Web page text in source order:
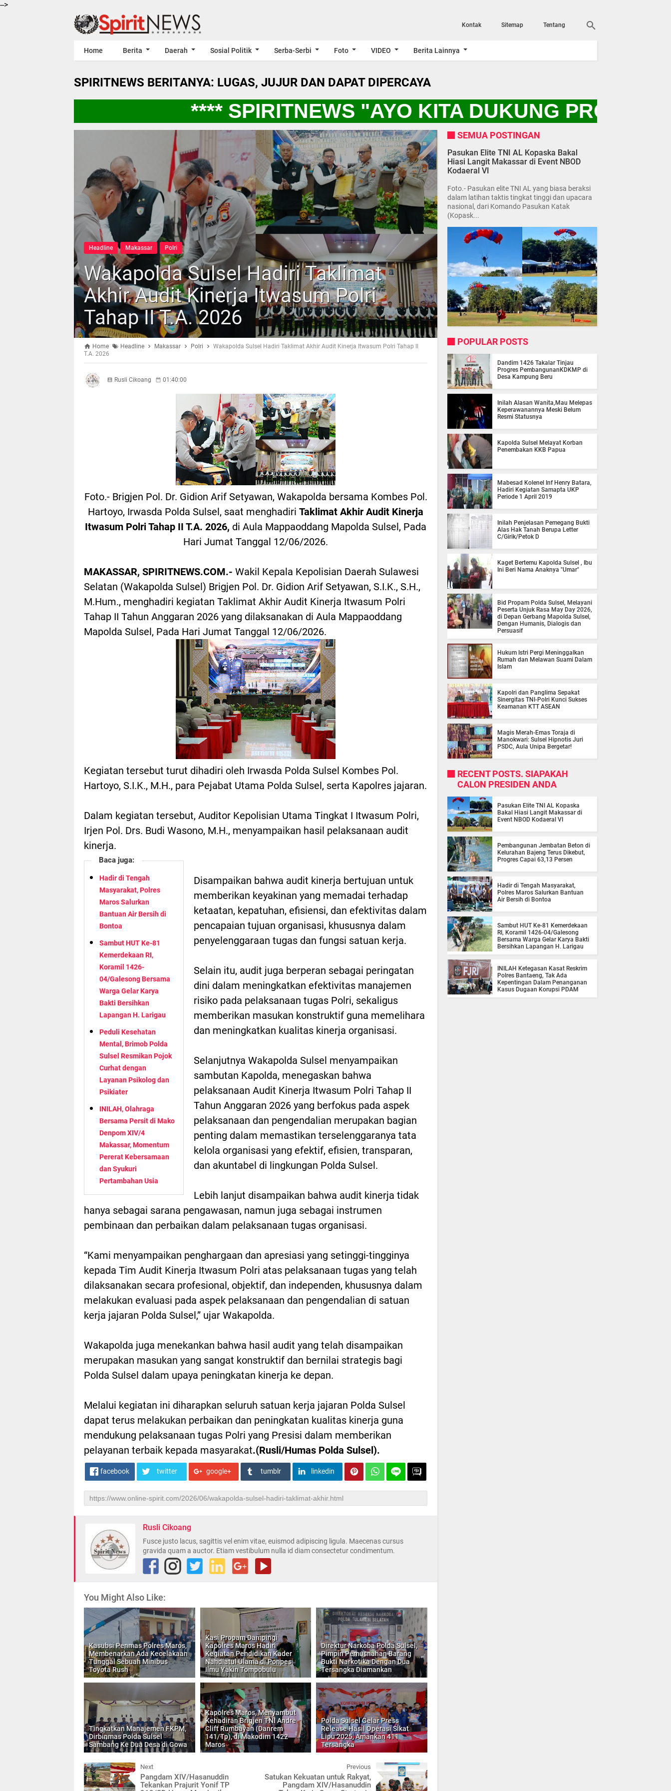
-->
Kontak Sitemap Tentang
Home Berita Daerah Sosial Politik Serba-Serbi Foto VIDEO Berita Lainnya
SPIRITNEWS BERITANYA: LUGAS, JUJUR DAN DAPAT DIPERCAYA
**** SPIRITNEWS "AYO KITA DUKUNG
Headline Makassar Polri
Wakapolda Sulsel Hadiri Taklimat
Akhir Audit Kinerja Itwasum Polri
Tahap II T.A. 2026
Home Headline Makassar Polri
Wakapolda Sulsel Hadiri Taklimat Akhir Audit Kinerja Itwasum Polri Tahap II
T.A. 2026
Rusli Cikoang 01:40:00
Foto.- Brigjen Pol. Dr. Gidion Arif Setyawan, Wakapolda bersama Kombes Pol.
Hartoyo, Irwasda Polda Sulsel, saat menghadiri Taklimat Akhir Audit Kinerja
Itwasum Polri Tahap II T.A. 2026, di Aula Mappaoddang Mapolda Sulsel, Pada
Hari Jumat Tanggal 12/06/2026.
MAKASSAR, SPIRITNEWS.COM.- Wakil Kepala Kepolisian Daerah Sulawesi
Selatan (Wakapolda Sulsel) Brigjen Pol. Dr. Gidion Arif Setyawan, S.I.K., S.H.,
M.Hum., menghadiri kegiatan Taklimat Akhir Audit Kinerja Itwasum Polri
Tahap II Tahun Anggaran 2026 yang dilaksanakan di Aula Mappaoddang
Mapolda Sulsel, Pada Hari Jumat Tanggal 12/06/2026.
Kegiatan tersebut turut dihadiri oleh Irwasda Polda Sulsel Kombes Pol.
Hartoyo, S.I.K., M.H., para Pejabat Utama Polda Sulsel, serta Kapolres jajaran.
Dalam kegiatan tersebut, Auditor Kepolisian Utama Tingkat I Itwasum Polri,
Irjen Pol. Drs. Budi Wasono, M.H., menyampaikan hasil pelaksanaan audit
kinerja.
Baca juga:
Hadir di Tengah
Masyarakat, Polres
Maros Salurkan
Bantuan Air Bersih di
Bontoa
Sambut HUT Ke-81
Kemerdekaan RI,
Koramil 1426-
04/Galesong Bersama
Warga Gelar Karya
Bakti Bersihkan
Lapangan H. Larigau
Peduli Kesehatan
Mental, Brimob Polda
Sulsel Resmikan Pojok
Curhat dengan
Layanan Psikolog dan
Psikiater
INILAH, Olahraga
Bersama Persit di Mako
Denpom XIV/4
Makassar, Momentum
Pererat Kebersamaan
dan Syukuri
Pertambahan Usia
Disampaikan bahwa audit kinerja bertujuan untuk
memberikan keyakinan yang memadai terhadap
ketaatan, kepatuhan, efisiensi, dan efektivitas dalam
pencapaian tujuan organisasi, khususnya dalam
penyelenggaraan tugas dan fungsi satuan kerja.
Selain itu, audit juga berperan sebagai peringatan
dini dalam meningkatkan efektivitas manajemen
risiko pada pelaksanaan tugas Polri, sekaligus
memberikan masukan konstruktif guna memelihara
dan meningkatkan kualitas kinerja organisasi.
Selanjutnya Wakapolda Sulsel menyampaikan
sambutan Kapolda, menegaskan bahwa
pelaksanaan Audit Kinerja Itwasum Polri Tahap II
Tahun Anggaran 2026 yang berfokus pada aspek
pelaksanaan dan pengendalian merupakan bagian
penting dalam memastikan terselenggaranya tata
kelola organisasi yang efektif, efisien, transparan,
dan akuntabel di lingkungan Polda Sulsel.
Lebih lanjut disampaikan bahwa audit kinerja tidak
hanya sebagai sarana pengawasan, namun juga sebagai instrumen
pembinaan dan perbaikan dalam pelaksanaan tugas organisasi.
“Kami menyampaikan penghargaan dan apresiasi yang setinggi-tingginya
kepada Tim Audit Kinerja Itwasum Polri atas pelaksanaan tugas yang telah
dilaksanakan secara profesional, objektif, dan independen, khususnya dalam
melakukan evaluasi pada aspek pelaksanaan dan pengendalian di satuan
kerja jajaran Polda Sulsel,” ujar Wakapolda.
Wakapolda juga menekankan bahwa hasil audit yang telah disampaikan
merupakan masukan yang sangat konstruktif dan bernilai strategis bagi
Polda Sulsel dalam upaya peningkatan kinerja ke depan.
Melalui kegiatan ini diharapkan seluruh satuan kerja jajaran Polda Sulsel
dapat terus melakukan perbaikan dan peningkatan kualitas kinerja guna
mendukung pelaksanaan tugas Polri yang Presisi dalam memberikan
pelayanan terbaik kepada masyarakat.(Rusli/Humas Polda Sulsel).
facebook twitter google+ tumblr linkedin
Rusli Cikoang
Fusce justo lacus, sagittis vel enim vitae, euismod adipiscing ligula. Maecenas cursus
gravida quam a auctor. Etiam vestibulum nulla id diam consectetur condimentum.
You Might Also Like:
Kasubsi Penmas Polres Maros,
Membenarkan Ada Kecelakaan
Tunggal Sebuah Minibus
Toyota Rush
Kasi Propam Dampingi
Kapolres Maros Hadiri
Kegiatan Pendidikan Kader
Nahdlatul Ulama di Ponpes
Ilmu Yakin Tompobulu
Direktur Narkoba Polda Sulsel,
Pimpin Pemusnahan Barang
Bukti Narkotika Dengan Dua
Tersangka Diamankan
Tingkatkan Manajemen FKPM,
Dirbinmas Polda Sulsel
Sambang Ke Dua Desa di Gowa
Kapolres Maros, Menyambut
Kehadiran Brigjen TNI Andre
Clift Rumbayan (Danrem
141/Tp), di Makodim 1422
Maros
Polda Sulsel Gelar Press
Release Hasil Operasi Sikat
Lipu 2025, Amankan 411
Tersangka
Next
Pangdam XIV/Hasanuddin
Tekankan Prajurit Yonif TP
Previous
Satukan Kekuatan untuk Rakyat,
Pangdam XIV/Hasanuddin
SEMUA POSTINGAN
Pasukan Elite TNI AL Kopaska Bakal
Hiasi Langit Makassar di Event NBOD
Kodaeral VI
Foto.- Pasukan elite TNI AL yang biasa beraksi
dalam latihan taktis tingkat tinggi dan upacara
nasional, dari Komando Pasukan Katak
(Kopask...
POPULAR POSTS
Dandim 1426 Takalar Tinjau
Progres PembangunanKDKMP di
Desa Kampung Beru
Inilah Alasan Wanita,Mau Melepas
Keperawanannya Meski Belum
Resmi Statusnya
Kapolda Sulsel Melayat Korban
Penembakan KKB Papua
Mabesad Kolenel Inf Henry Batara,
Hadiri Kegiatan Samapta UKP
Periode 1 April 2019
Inilah Penjelasan Pemegang Bukti
Alas Hak Tanah Berupa Letter
C/Girik/Petok D
Kaget Bertemu Kapolda Sulsel , Ibu
Ini Beri Nama Anaknya "Umar"
Bid Propam Polda Sulsel, Melayani
Peserta Unjuk Rasa May Day 2026,
di Depan Gerbang Mapolda Sulsel,
Dengan Humanis, Dialogis dan
Persuasif
Hukum Istri Pergi Meninggalkan
Rumah dan Melawan Suami Dalam
Islam
Kapolri dan Panglima Sepakat
Sinergitas TNI-Polri Kunci Sukses
Keamanan KTT ASEAN
Magis Merah-Emas Toraja di
Manokwari: Sulsel Hipnotis Juri
PSDC, Aula Unipa Bergetar!
RECENT POSTS. SIAPAKAH
CALON PRESIDEN ANDA
Pasukan Elite TNI AL Kopaska
Bakal Hiasi Langit Makassar di
Event NBOD Kodaeral VI
Pembangunan Jembatan Beton di
Kelurahan Bajeng Terus Dikebut,
Progres Capai 63,13 Persen
Hadir di Tengah Masyarakat,
Polres Maros Salurkan Bantuan
Air Bersih di Bontoa
Sambut HUT Ke-81 Kemerdekaan
RI, Koramil 1426-04/Galesong
Bersama Warga Gelar Karya Bakti
Bersihkan Lapangan H. Larigau
INILAH Ketegasan Kasat Reskrim
Polres Bantaeng, Tak Ada
Kepentingan Dalam Penanganan
Kasus Dugaan Korupsi PDAM